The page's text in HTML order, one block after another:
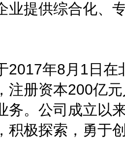
业提供综合化、
年8月1日在
注册资本200亿
务。公司成立以
积极探索，勇于